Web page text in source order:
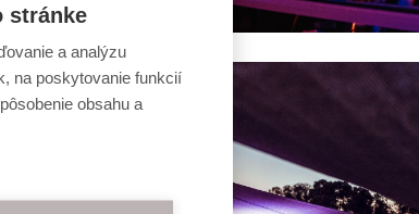
stránke
a analýzu
na poskytovanie funkcií
obsahu a